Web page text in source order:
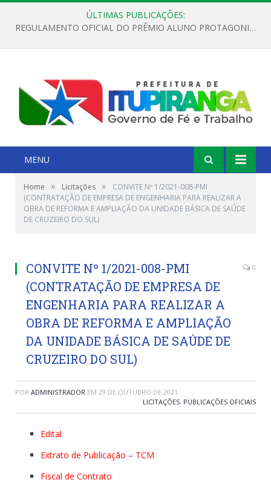
ÚLTIMAS PUBLICAÇÕES:
REGULAMENTO OFICIAL DO PRÊMIO ALUNO PROTAGONISTA – EDIÇÃO 2026
MENU
Home » Licitações »
CONVITE Nº 1/2021-008-PMI
(CONTRATAÇÃO DE EMPRESA DE ENGENHARIA PARA REALIZAR A
OBRA DE REFORMA E AMPLIAÇÃO DA UNIDADE BÁSICA DE SAÚDE
DE CRUZEIRO DO SUL)
CONVITE Nº 1/2021-008-PMI
(CONTRATAÇÃO DE EMPRESA DE
ENGENHARIA PARA REALIZAR A
OBRA DE REFORMA E AMPLIAÇÃO
DA UNIDADE BÁSICA DE SAÚDE DE
CRUZEIRO DO SUL)
0
POR ADMINISTRADOR EM 29 DE OUTUBRO DE 2021
LICITAÇÕES, PUBLICAÇÕES OFICIAIS
Edital
Extrato de Publicação – TCM
Fiscal de Contrato